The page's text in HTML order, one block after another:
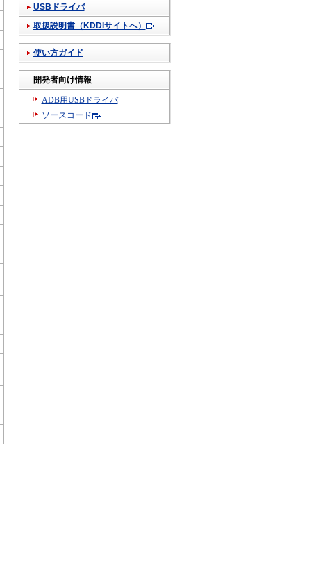
USBドライバ
取扱説明書（KDDIサイトへ）
使い方ガイド
開発者向け情報
ADB用USBドライバ
ソースコード